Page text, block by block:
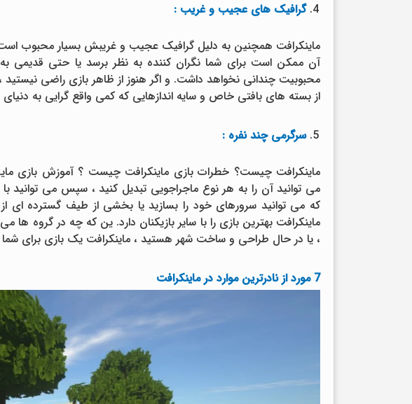
گرافیک های عجیب و غریب :
ماینکرافت همچنین به دلیل گرافیک عجیب و غریبش بسیار محبوب است.
آن ممکن است برای شما نگران کننده به نظر برسد یا حتی قدیمی
محبوبیت چندانی نخواهد داشت. و اگر هنوز از ظاهر بازی راضی نیستید
از بسته های بافتی خاص و سایه اندازهایی که کمی واقع گرایی به دنیای
سرگرمی چند نفره :
ماینکرافت چیست؟ خطرات بازی ماینکرافت چیست ؟ آموزش بازی
می توانید آن را به هر نوع ماجراجویی تبدیل کنید ، سپس می توانید
که می توانید سرورهای خود را بسازید یا بخشی از طیف گسترده ای
ماینکرافت بهترین بازی را با سایر بازیکنان دارد. ین که چه در گروه
، یا در حال طراحی و ساخت شهر هستید ، ماینکرافت یک بازی برای
7 مورد از نادرترین موارد در ماینکرافت